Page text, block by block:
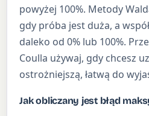
powyżej 100%. Metody
gdy próba jest duża, a
daleko od 0% lub 100%.
Coulla używaj, gdy chcesz
ostrożniejszą, łatwą do
Jak obliczany jest błąd